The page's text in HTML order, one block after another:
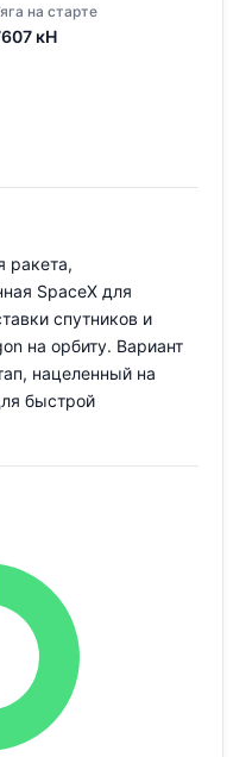
на старте
кН
ракета,
SpaceX для
спутников и
на орбиту. Вариант
нацеленный на
быстрой